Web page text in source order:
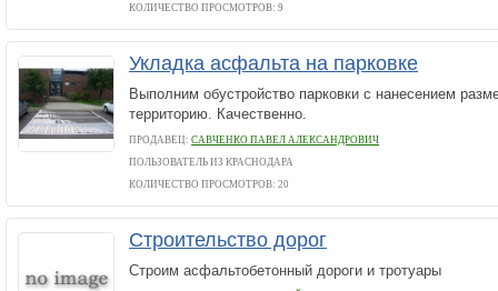
КОЛИЧЕСТВО ПРОСМОТРОВ: 9
Укладка асфальта на парковке
Выполним обустройство парковки с нанесением
территорию. Качественно.
ПРОДАВЕЦ: САВЧЕНКО ПАВЕЛ АЛЕКСАНДРОВИЧ
ПОЛЬЗОВАТЕЛЬ ИЗ КРАСНОДАРА
КОЛИЧЕСТВО ПРОСМОТРОВ: 20
Строительство дорог
Строим асфальтобетонный дороги и тротуары